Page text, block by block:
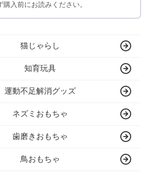
購入前にお読みください。
猫じゃらし
知育玩具
運動不足解消グッズ
ネズミおもちゃ
歯磨きおもちゃ
鳥おもちゃ